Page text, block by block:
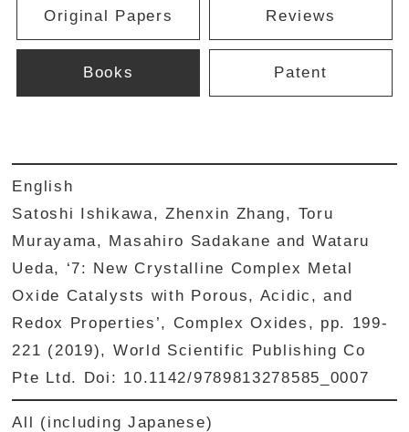
Original Papers Reviews
Books Patent
English
Satoshi Ishikawa, Zhenxin Zhang, Toru
Murayama, Masahiro Sadakane and Wataru
Ueda, ‘7: New Crystalline Complex Metal
Oxide Catalysts with Porous, Acidic, and
Redox Properties’, Complex Oxides, pp. 199-
221 (2019), World Scientific Publishing Co
Pte Ltd. Doi: 10.1142/9789813278585_0007
All (including Japanese)